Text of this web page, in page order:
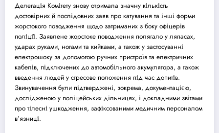
Делегація Комітету знову отримала значну кількість
достовірних й послідовних заяв про катування та інші форми
жорстокого поводження щодо затриманих з боку офіцерів
поліції. Заявлене жорстоке поводження полягало у ляпасах,
ударах руками, ногами та кийками, а також у застосуванні
електрошоку за допомогою ручних пристроїв та електричних
кабелів, підключених до автомобільного акумулятора, а також
введення людей у ​​стресове положення під час допитів.
Звинувачення були підтверджені, зокрема, документацією,
дослідженою у поліцейських дільницях, і докладними звітами
про тілесні ушкодження, зафіксованими медичним персоналом
в’язниці.